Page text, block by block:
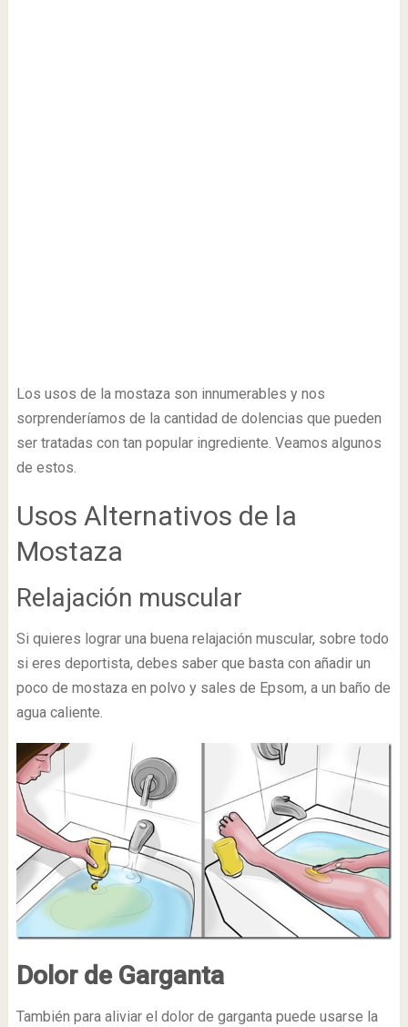
Los usos de la mostaza son innumerables y nos
sorprenderíamos de la cantidad de dolencias que pueden
ser tratadas con tan popular ingrediente. Veamos algunos
de estos.
Usos Alternativos de la
Mostaza
Relajación muscular
Si quieres lograr una buena relajación muscular, sobre todo
si eres deportista, debes saber que basta con añadir un
poco de mostaza en polvo y sales de Epsom, a un baño de
agua caliente.
Dolor de Garganta
También para aliviar el dolor de garganta puede usarse la